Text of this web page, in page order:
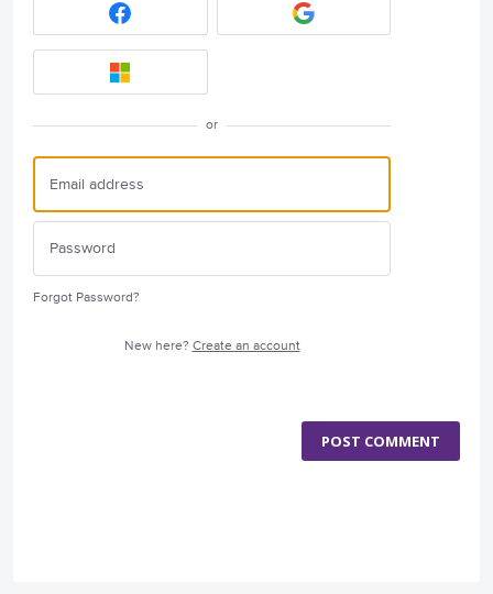
or
Forgot Password?
New here? Create an account
POST COMMENT